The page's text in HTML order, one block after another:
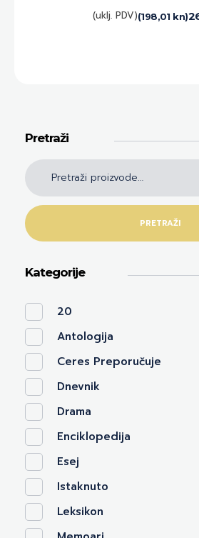
(198,01 kn)
(uklj. PDV)
Pretraži
PRETRAŽI
Kategorije
20
Antologija
Ceres Preporučuje
Dnevnik
Drama
Enciklopedija
Esej
Istaknuto
Leksikon